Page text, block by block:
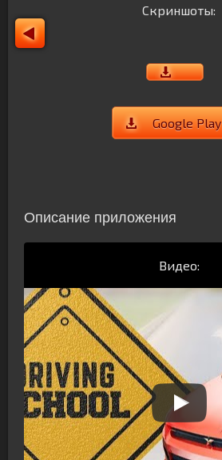
Скриншоты:
Google Play
Описание приложения
Видео: